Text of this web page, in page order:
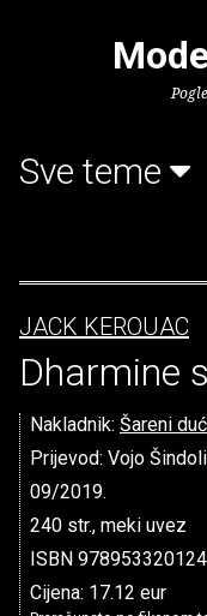
Sve teme
JACK KEROUAC
Dharmine
Nakladnik: Šareni
Prijevod: Vojo
09/2019.
240 str., meki uvez
ISBN
Cijena: 17.12 eur